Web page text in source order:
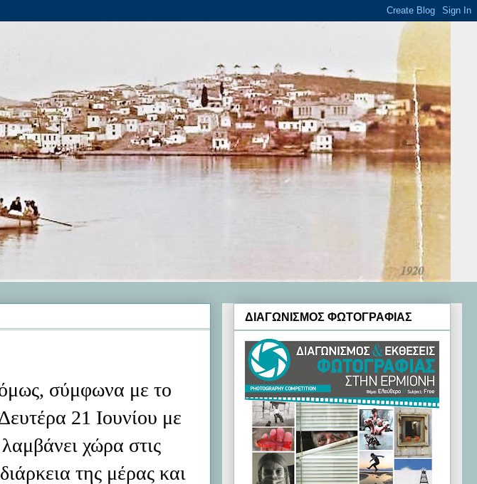
όμως, σύμφωνα με το
21 Ιουνίου με
χώρα στις
της μέρας και
ΔΙΑΓΩΝΙΣΜΟΣ ΦΩΤΟΓΡΑΦΙΑΣ